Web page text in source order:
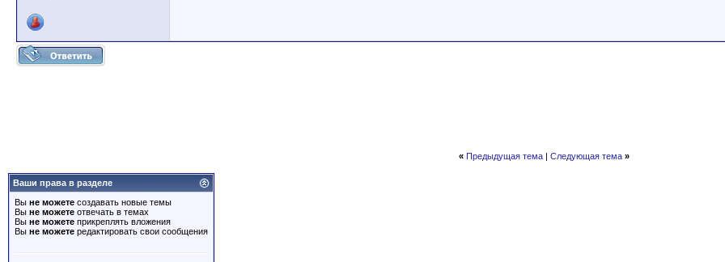
« Предыдущая тема| Следующая тема »
Ваши права в разделе
Вы не можете создавать новые темы
Вы не можете отвечать в темах
Вы не можете прикреплять вложения
Вы не можете редактировать свои сообщения